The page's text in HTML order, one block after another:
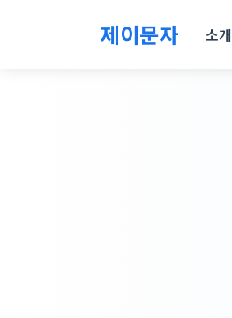
제이문자 소개